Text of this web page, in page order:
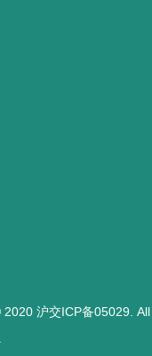
2020 沪交ICP备05029. All